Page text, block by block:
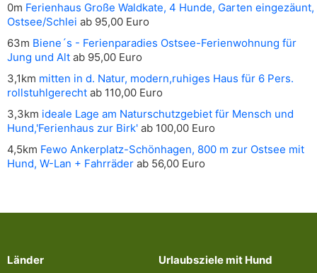
0m Ferienhaus Große Waldkate, 4 Hunde, Garten eingezäunt,
Ostsee/Schlei ab 95,00 Euro
63m Biene´s - Ferienparadies Ostsee-Ferienwohnung für
Jung und Alt ab 95,00 Euro
3,1km mitten in d. Natur, modern,ruhiges Haus für 6 Pers.
rollstuhlgerecht ab 110,00 Euro
3,3km ideale Lage am Naturschutzgebiet für Mensch und
Hund,'Ferienhaus zur Birk' ab 100,00 Euro
4,5km Fewo Ankerplatz-Schönhagen, 800 m zur Ostsee mit
Hund, W-Lan + Fahrräder ab 56,00 Euro
Länder Urlaubsziele mit Hund